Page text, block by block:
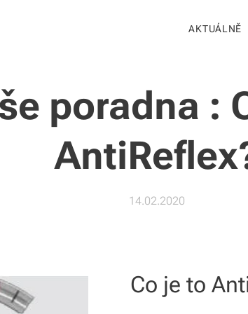
AKTUÁLNĚ
poradna :
14.02.2020
Co je to